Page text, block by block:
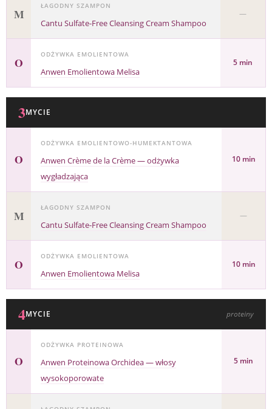
M
ŁAGODNY SZAMPON
Cantu Sulfate-Free Cleansing Cream Shampoo
—
O
ODŻYWKA EMOLIENTOWA
Anwen Emolientowa Melisa
5 min
3MYCIE
O
ODŻYWKA EMOLIENTOWO-HUMEKTANTOWA
Anwen Crème de la Crème — odżywka
wygładzająca
10 min
M
ŁAGODNY SZAMPON
Cantu Sulfate-Free Cleansing Cream Shampoo
—
O
ODŻYWKA EMOLIENTOWA
Anwen Emolientowa Melisa
10 min
4MYCIE proteiny
O
ODŻYWKA PROTEINOWA
Anwen Proteinowa Orchidea — włosy
wysokoporowate
5 min